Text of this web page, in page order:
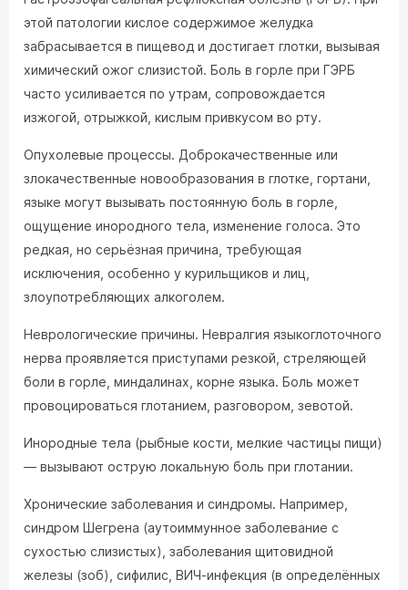
этой патологии кислое содержимое желудка
забрасывается в пищевод и достигает глотки, вызывая
химический ожог слизистой. Боль в горле при ГЭРБ
часто усиливается по утрам, сопровождается
изжогой, отрыжкой, кислым привкусом во рту.
Опухолевые процессы. Доброкачественные или
злокачественные новообразования в глотке, гортани,
языке могут вызывать постоянную боль в горле,
ощущение инородного тела, изменение голоса. Это
редкая, но серьёзная причина, требующая
исключения, особенно у курильщиков и лиц,
злоупотребляющих алкоголем.
Неврологические причины. Невралгия языкоглоточного
нерва проявляется приступами резкой, стреляющей
боли в горле, миндалинах, корне языка. Боль может
провоцироваться глотанием, разговором, зевотой.
Инородные тела (рыбные кости, мелкие частицы пищи)
— вызывают острую локальную боль при глотании.
Хронические заболевания и синдромы. Например,
синдром Шегрена (аутоиммунное заболевание с
сухостью слизистых), заболевания щитовидной
железы (зоб), сифилис, ВИЧ-инфекция (в определённых